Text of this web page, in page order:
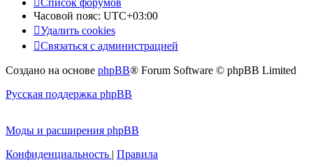
Список форумов
Часовой пояс: UTC+03:00
Удалить cookies
Связаться с администрацией
Создано на основе phpBB® Forum Software © phpBB Limited
Русская поддержка phpBB
Моды и расширения phpBB
Конфиденциальность | Правила